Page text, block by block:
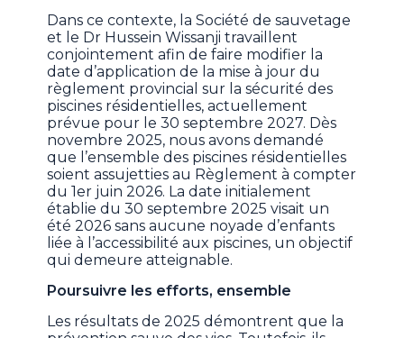
Dans ce contexte, la Société de sauvetage
et le Dr Hussein Wissanji travaillent
conjointement afin de faire modifier la
date d’application de la mise à jour du
règlement provincial sur la sécurité des
piscines résidentielles, actuellement
prévue pour le 30 septembre 2027. Dès
novembre 2025, nous avons demandé
que l’ensemble des piscines résidentielles
soient assujetties au Règlement à compter
du 1er juin 2026. La date initialement
établie du 30 septembre 2025 visait un
été 2026 sans aucune noyade d’enfants
liée à l’accessibilité aux piscines, un objectif
qui demeure atteignable.
Poursuivre les efforts, ensemble
Les résultats de 2025 démontrent que la